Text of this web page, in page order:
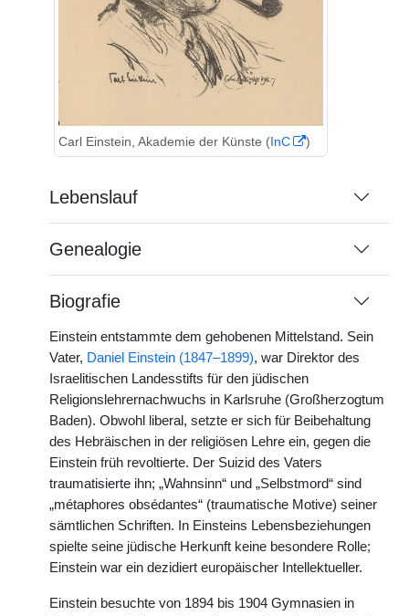
Carl Einstein, Akademie der Künste (InC )
Lebenslauf
Genealogie
Biografie
Einstein entstammte dem gehobenen Mittelstand. Sein
Vater, Daniel Einstein (1847–1899), war Direktor des
Israelitischen Landesstifts für den jüdischen
Religionslehrernachwuchs in Karlsruhe (Großherzogtum
Baden). Obwohl liberal, setzte er sich für Beibehaltung
des Hebräischen in der religiösen Lehre ein, gegen die
Einstein früh revoltierte. Der Suizid des Vaters
traumatisierte ihn; „Wahnsinn“ und „Selbstmord“ sind
„métaphores obsédantes“ (traumatische Motive) seiner
sämtlichen Schriften. In Einsteins Lebensbeziehungen
spielte seine jüdische Herkunft keine besondere Rolle;
Einstein war ein dezidiert europäischer Intellektueller.
Einstein besuchte von 1894 bis 1904 Gymnasien in